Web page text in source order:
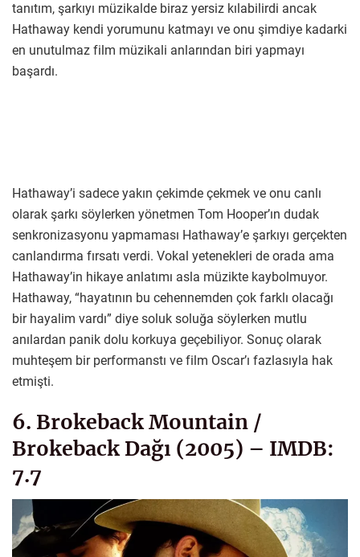
tanıtım, şarkıyı müzikalde biraz yersiz kılabilirdi ancak
Hathaway kendi yorumunu katmayı ve onu şimdiye kadarki
en unutulmaz film müzikali anlarından biri yapmayı
başardı.
Hathaway’i sadece yakın çekimde çekmek ve onu canlı
olarak şarkı söylerken yönetmen Tom Hooper’ın dudak
senkronizasyonu yapmaması Hathaway’e şarkıyı gerçekten
canlandırma fırsatı verdi. Vokal yetenekleri de orada ama
Hathaway’in hikaye anlatımı asla müzikte kaybolmuyor.
Hathaway, “hayatının bu cehennemden çok farklı olacağı
bir hayalim vardı” diye soluk soluğa söylerken mutlu
anılardan panik dolu korkuya geçebiliyor. Sonuç olarak
muhteşem bir performanstı ve film Oscar’ı fazlasıyla hak
etmişti.
6. Brokeback Mountain /
Brokeback Dağı (2005) – IMDB:
7.7